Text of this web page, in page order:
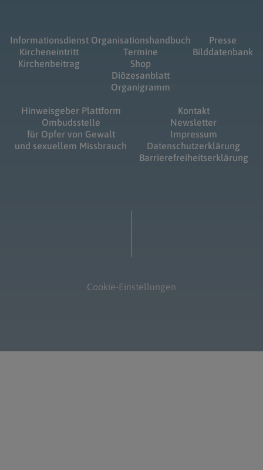
Informationsdienst
Kircheneintritt
Kirchenbeitrag
Organisationshandbuch
Termine
Shop
Diözesanblatt
Organigramm
Presse
Bilddatenbank
Hinweisgeber Plattform
Ombudsstelle
für Opfer von Gewalt
und sexuellem Missbrauch
Kontakt
Newsletter
Impressum
Datenschutzerklärung
Barrierefreiheitserklärung
Cookie-Einstellungen